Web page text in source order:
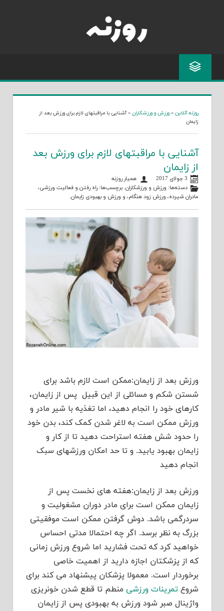
روزنه آنلاین » ورزش و ورزشکاران »آشنایی با مراقبتهای لازم برای ورزش بعد از
زایمان
آشنایی با مراقبتهای لازم برای ورزش بعد
از زایمان
3 جولای 2017
همیار روزنه
دسته‌ها: ورزش و ورزشکاران. برچسب‌ها:راه رفتن و فعالیت ورزشی،
مادران شیرده، ورزش زود هنگام، و ورزش و بهبودی زایمان.
ورزش بعد از زایمان:ممکن است لازم باشد برای
شستن شکم و مسائلی از این قبیل پس از زایمان،
کارهای خود را انجام دهید، اما تغذیه با شیر مادر و
ورزش ممکن است به لاغر شدن کمک کند، بدن خود
را حدود شش هفته استراحت دهید تا از کار و
زایمان بهبود یابید. و تا حد امکان ورزشهای سبک
انجام دهید
ورزش بعد از زایمان:هفته های نخست پس از
زایمان ممکن است برای مادر دوران مشغولیت و
سردرگمی باشد. دوش گرفتن ممکن است موفقیتی
بزرگ به نظر برسد. اگر چه احتمالا مدتی احساس
خواهید کرد که تحت فشارید اما شروع ورزش زمانی
که از پزشکتان اجازه دارید از اهمیت خاصی
برخوردار است. معمولا پزشکان پیشنهاد می کند برای
شروع تمرینات ورزشی منطم تا قطع شدن خونریزی
واژینال صبر شود ورزش به بهبودی پس از زایمان